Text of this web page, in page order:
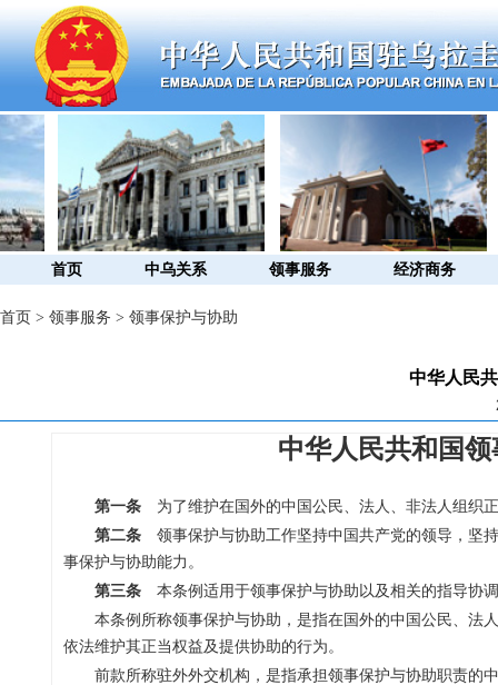
首页 中乌关系 领事服务 经济商务
首页 > 领事服务 > 领事保护与协助
中华人民
中华人民共和国
第一条为了维护在国外的中国公民、法人、非法人组织
第二条领事保护与协助工作坚持中国共产党的领导，坚
事保护与协助能力。
第三条本条例适用于领事保护与协助以及相关的指导协
本条例所称领事保护与协助，是指在国外的中国公民、法
依法维护其正当权益及提供协助的行为。
前款所称驻外外交机构，是指承担领事保护与协助职责的